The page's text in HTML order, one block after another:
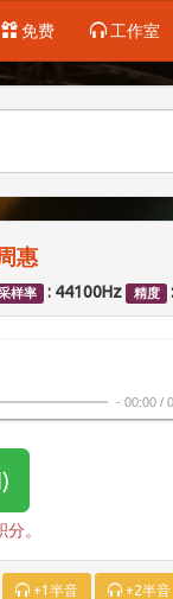
免费 工作室
惠
样率 : 44100Hz 精度
- 00:00/
。
+1半音 +2半音